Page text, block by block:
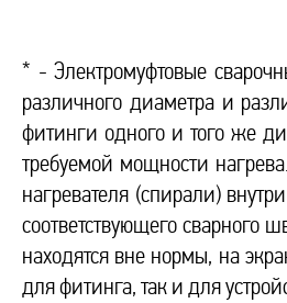
* - Электромуфтовые
различного диаметра и
фитинги одного и того же
требуемой мощности
нагревателя (спирали)
соответствующего сварного
находятся вне нормы, на
для фитинга, так и для